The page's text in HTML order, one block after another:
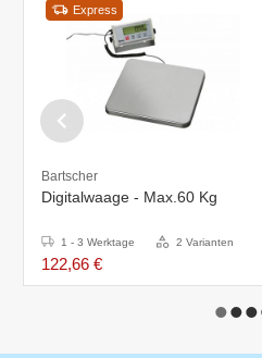
Express
Bartscher
Digitalwaage - Max.60 Kg
1 - 3 Werktage 2 Varianten
122,66 €